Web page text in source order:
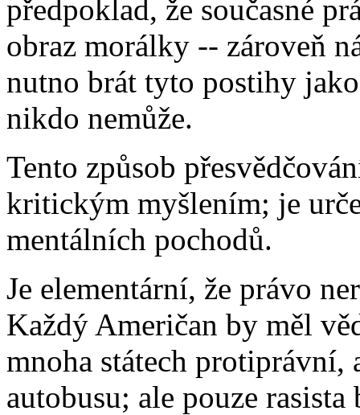
předpoklad, že současné
obraz morálky -- zároveň
nutno brát tyto postihy
nikdo nemůže.
Tento způsob
kritickým myšlením; je
mentálních pochodů.
Je elementární, že právo
Každý Američan by měl
mnoha státech protiprávní,
autobusu; ale pouze